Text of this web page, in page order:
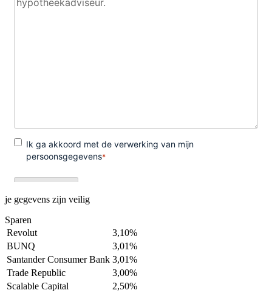
je gegevens zijn veilig
Sparen
Revolut
3,10%
BUNQ
3,01%
Santander Consumer Bank 3,01%
Trade Republic
3,00%
Scalable Capital
2,50%